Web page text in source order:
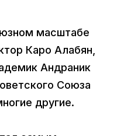
масштабе
Каро Алабян,
Андраник
Союза
другие.